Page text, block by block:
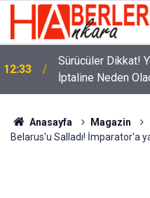
12:33
Sürücüler Dikkat!
İptaline Neden
Anasayfa Magazin
Belarus'u Salladı! İmparator'a